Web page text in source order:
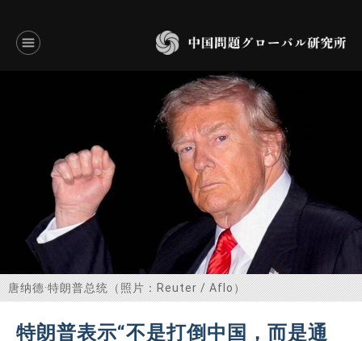
JAPANESE
基本操作
トップページ
研究員
唐纳德·特朗普总统（照片：Reuter / Aflo）
特朗普表示“不是打倒中国，而是通